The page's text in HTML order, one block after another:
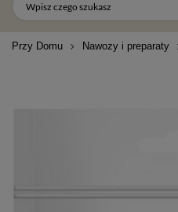
Przy Domu Nawozy i preparaty